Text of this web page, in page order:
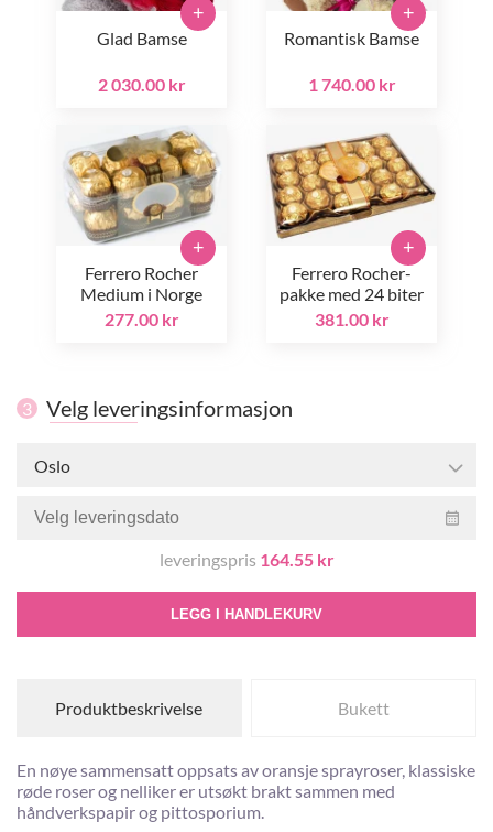
Glad Bamse
2 030.00 kr
+
Romantisk Bamse
1 740.00 kr
+
Ferrero Rocher
Medium i Norge
277.00 kr
+
Ferrero Rocher-
pakke med 24 biter
381.00 kr
+
3 Velg leveringsinformasjon
Oslo
leveringspris 164.55 kr
LEGG I HANDLEKURV
Produktbeskrivelse Bukett
En nøye sammensatt oppsats av oransje sprayroser, klassiske
røde roser og nelliker er utsøkt brakt sammen med
håndverkspapir og pittosporium.